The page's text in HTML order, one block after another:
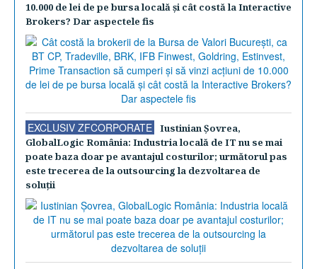
10.000 de lei de pe bursa locală şi cât costă la Interactive
Brokers? Dar aspectele fis
EXCLUSIV ZFCORPORATE
Iustinian Şovrea,
GlobalLogic România: Industria locală de IT nu se mai
poate baza doar pe avantajul costurilor; următorul pas
este trecerea de la outsourcing la dezvoltarea de
soluţii